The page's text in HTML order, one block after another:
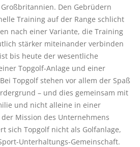
Den Gebrüdern
Training auf der Range schlicht
nach einer Variante, die Training
stärker miteinander verbinden
bis heute der wesentliche
Topgolf-Anlage und einer
Topgolf stehen vor allem der Spaß
– und dies gemeinsam mit
und nicht alleine in einer
Mission des Unternehmens
sich Topgolf nicht als Golfanlage,
Unterhaltungs-Gemeinschaft.